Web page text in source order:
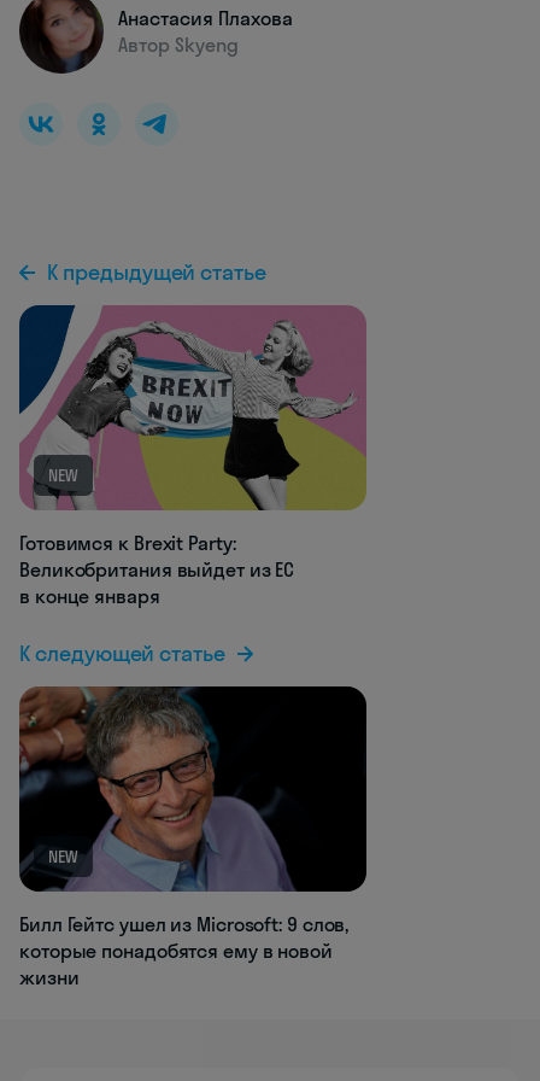
Анастасия Плахова
Автор Skyeng
К предыдущей статье
NEW
Готовимся к Brexit Party:
Великобритания выйдет из ЕС
в конце января
К следующей статье
NEW
Билл Гейтс ушел из Microsoft: 9 слов,
которые понадобятся ему в новой
жизни